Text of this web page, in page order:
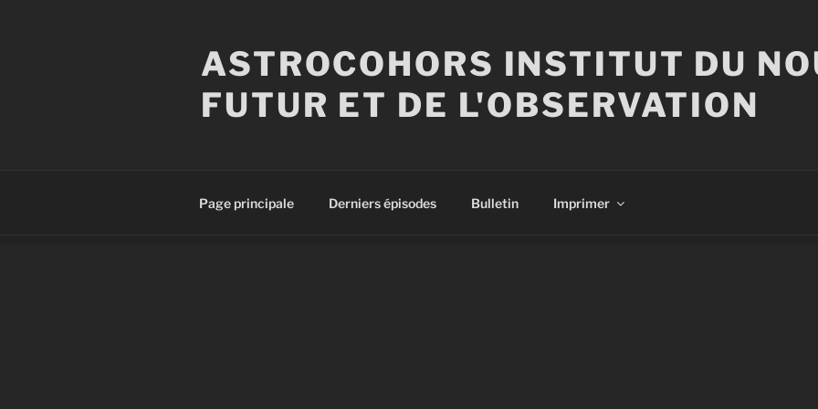
ASTROCOHORS INSTITUT DU
FUTUR ET DE L'OBSERVATION
Page principale Derniers épisodes Bulletin Imprimer